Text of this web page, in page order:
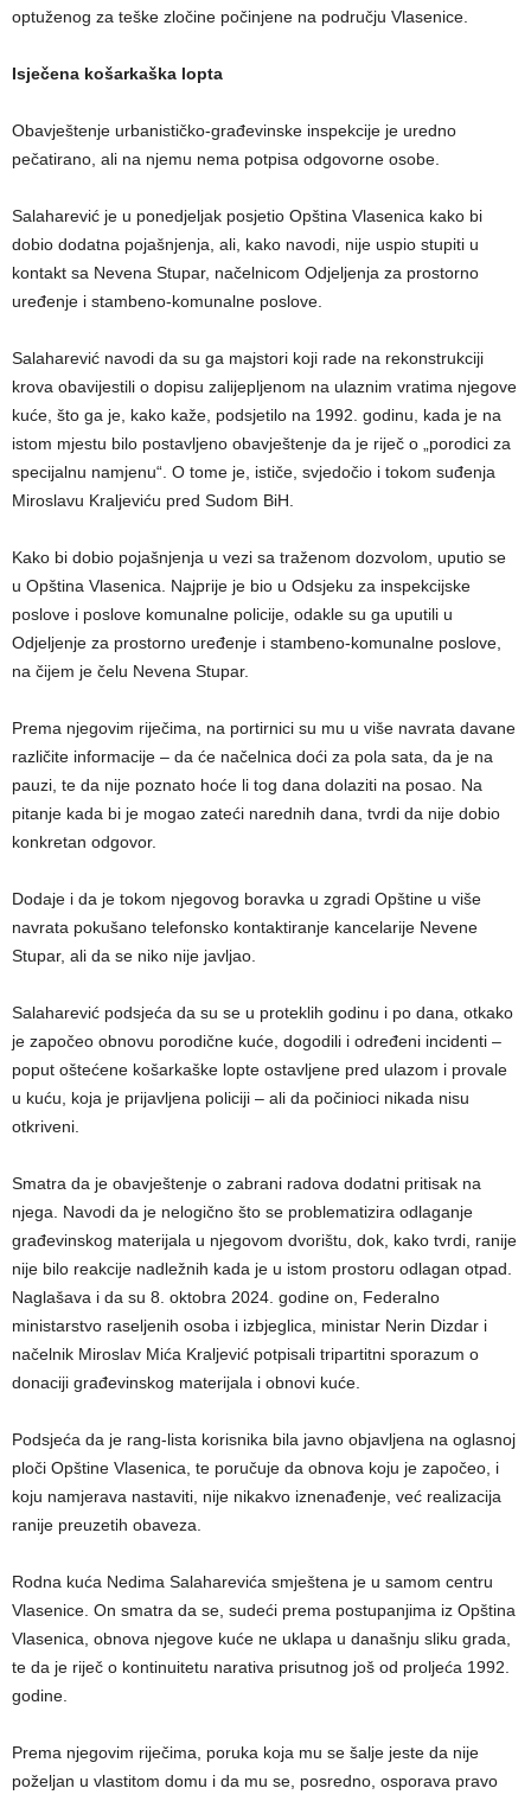
optuženog za teške zločine počinjene na području Vlasenice.
Isječena košarkaška lopta
Obavještenje urbanističko-građevinske inspekcije je uredno
pečatirano, ali na njemu nema potpisa odgovorne osobe.
Salaharević je u ponedjeljak posjetio Opština Vlasenica kako bi
dobio dodatna pojašnjenja, ali, kako navodi, nije uspio stupiti u
kontakt sa Nevena Stupar, načelnicom Odjeljenja za prostorno
uređenje i stambeno-komunalne poslove.
Salaharević navodi da su ga majstori koji rade na rekonstrukciji
krova obavijestili o dopisu zalijepljenom na ulaznim vratima njegove
kuće, što ga je, kako kaže, podsjetilo na 1992. godinu, kada je na
istom mjestu bilo postavljeno obavještenje da je riječ o „porodici za
specijalnu namjenu“. O tome je, ističe, svjedočio i tokom suđenja
Miroslavu Kraljeviću pred Sudom BiH.
Kako bi dobio pojašnjenja u vezi sa traženom dozvolom, uputio se
u Opština Vlasenica. Najprije je bio u Odsjeku za inspekcijske
poslove i poslove komunalne policije, odakle su ga uputili u
Odjeljenje za prostorno uređenje i stambeno-komunalne poslove,
na čijem je čelu Nevena Stupar.
Prema njegovim riječima, na portirnici su mu u više navrata davane
različite informacije – da će načelnica doći za pola sata, da je na
pauzi, te da nije poznato hoće li tog dana dolaziti na posao. Na
pitanje kada bi je mogao zateći narednih dana, tvrdi da nije dobio
konkretan odgovor.
Dodaje i da je tokom njegovog boravka u zgradi Opštine u više
navrata pokušano telefonsko kontaktiranje kancelarije Nevene
Stupar, ali da se niko nije javljao.
Salaharević podsjeća da su se u proteklih godinu i po dana, otkako
je započeo obnovu porodične kuće, dogodili i određeni incidenti –
poput oštećene košarkaške lopte ostavljene pred ulazom i provale
u kuću, koja je prijavljena policiji – ali da počinioci nikada nisu
otkriveni.
Smatra da je obavještenje o zabrani radova dodatni pritisak na
njega. Navodi da je nelogično što se problematizira odlaganje
građevinskog materijala u njegovom dvorištu, dok, kako tvrdi, ranije
nije bilo reakcije nadležnih kada je u istom prostoru odlagan otpad.
Naglašava i da su 8. oktobra 2024. godine on, Federalno
ministarstvo raseljenih osoba i izbjeglica, ministar Nerin Dizdar i
načelnik Miroslav Mića Kraljević potpisali tripartitni sporazum o
donaciji građevinskog materijala i obnovi kuće.
Podsjeća da je rang-lista korisnika bila javno objavljena na oglasnoj
ploči Opštine Vlasenica, te poručuje da obnova koju je započeo, i
koju namjerava nastaviti, nije nikakvo iznenađenje, već realizacija
ranije preuzetih obaveza.
Rodna kuća Nedima Salaharevića smještena je u samom centru
Vlasenice. On smatra da se, sudeći prema postupanjima iz Opština
Vlasenica, obnova njegove kuće ne uklapa u današnju sliku grada,
te da je riječ o kontinuitetu narativa prisutnog još od proljeća 1992.
godine.
Prema njegovim riječima, poruka koja mu se šalje jeste da nije
poželjan u vlastitom domu i da mu se, posredno, osporava pravo